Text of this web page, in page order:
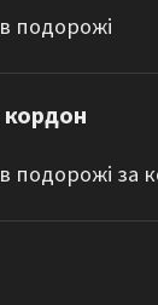
подорожі
подорожі за